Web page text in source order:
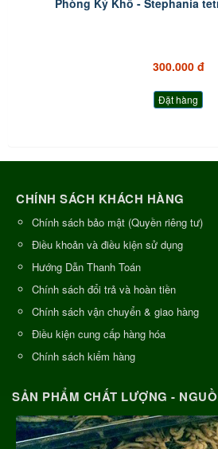
300.000 đ
Đặt hàng
CHÍNH SÁCH KHÁCH HÀNG
Chính sách bảo mật (Quyền riêng tư)
Điều khoản và điều kiện sử dụng
Hướng Dẫn Thanh Toán
Chính sách đổi trả và hoàn tiền
Chính sách vận chuyển & giao hàng
Điều kiện cung cấp hàng hóa
Chính sách kiểm hàng
SẢN PHẨM CHẤT LƯỢNG -